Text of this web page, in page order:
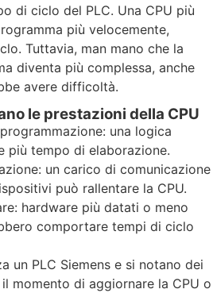
di ciclo del PLC. Una CPU più
più velocemente,
Tuttavia, man mano che la
diventa più complessa, anche
avere difficoltà.
le prestazioni della CPU
una logica
più tempo di elaborazione.
un carico di comunicazione
può rallentare la CPU.
hardware più datati o meno
comportare tempi di ciclo
un PLC Siemens e si notano dei
momento di aggiornare la CPU o